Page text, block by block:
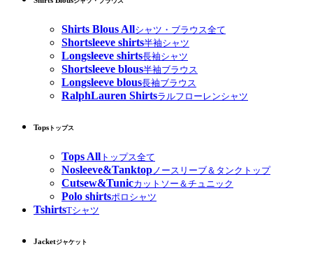
Shirts Blous Allシャツ・ブラウス全て
Shortsleeve shirts半袖シャツ
Longsleeve shirts長袖シャツ
Shortsleeve blous半袖ブラウス
Longsleeve blous長袖ブラウス
RalphLauren Shirtsラルフローレンシャツ
Tops トップス
Tops All トップス全て
Nosleeve&Tanktop ノースリーブ＆タンクトップ
Cutsew&Tunicカットソー＆チュニック
Polo shirtsポロシャツ
TshirtsTシャツ
Jacketジャケット